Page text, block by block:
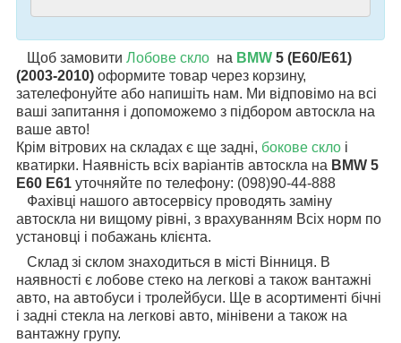
Щоб замовити Лобове скло на BMW 5 (E60/E61)
(2003-2010) оформите товар через корзину,
зателефонуйте або напишіть нам. Ми відповімо на всі
ваші запитання і допоможемо з підбором автоскла на
ваше авто!
Крім вітрових на складах є ще задні, бокове скло і
кватирки. Наявність всіх варіантів автоскла на BMW 5
E60 E61 уточняйте по телефону: (098)90-44-888
Фахівці нашого автосервісу проводять заміну
автоскла ни вищому рівні, з врахуванням Всіх норм по
установці і побажань клієнта.
Склад зі склом знаходиться в місті Вінниця. В
наявності є лобове стеко на легкові а також вантажні
авто, на автобуси і тролейбуси. Ще в асортименті бічні
і задні стекла на легкові авто, мінівени а також на
вантажну групу.